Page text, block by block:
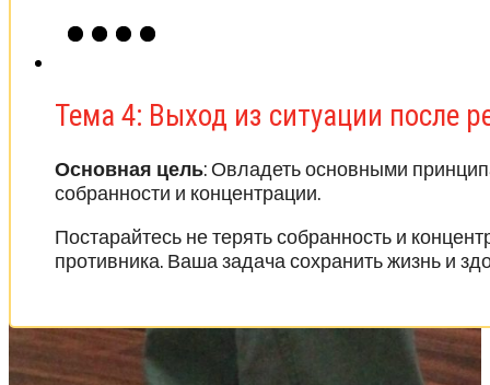
Тема 4: Выход из ситуации после
Основная цель: Овладеть основными
собранности и концентрации.
Постарайтесь не терять собранность и
противника. Ваша задача сохранить жизнь и